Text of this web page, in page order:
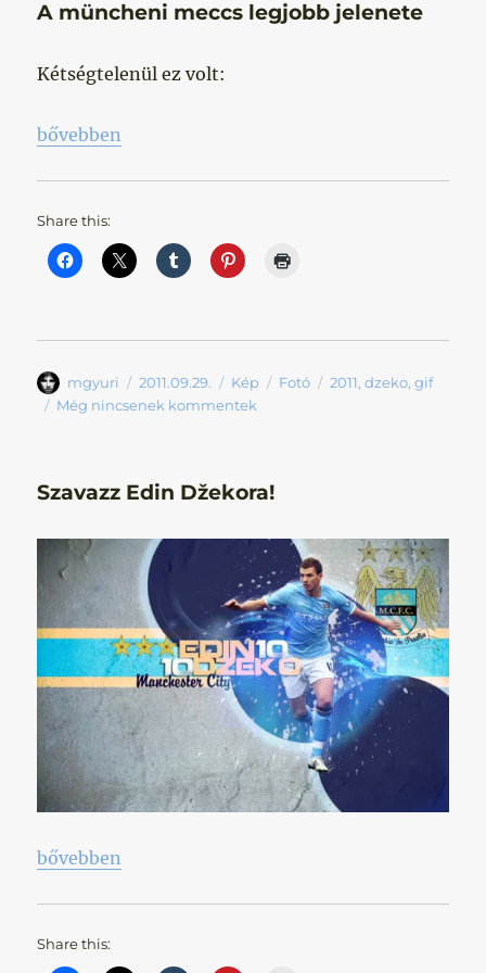
A müncheni meccs legjobb jelenete
Kétségtelenül ez volt:
„A müncheni meccs legjobb jelenete”
bővebben
Share this:
Szerző
mgyuri Közzétéve
2011.09.29. Forma
Kép Kategória
Fotó Címke
2011,dzeko,gif
Még nincsenek kommentek
Szavazz Edin Džekora!
„Szavazz Edin Džekora!”
bővebben
Share this: